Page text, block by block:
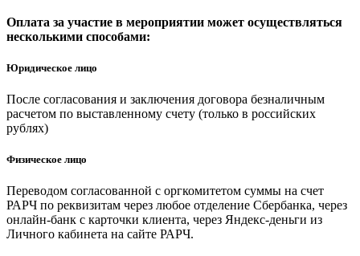
Оплата за участие в мероприятии может осуществляться
несколькими способами:
Юридическое лицо
После согласования и заключения договора безналичным
расчетом по выставленному счету (только в российских
рублях)
Физическое лицо
Переводом согласованной с оргкомитетом суммы на счет
РАРЧ по реквизитам через любое отделение Сбербанка, через
онлайн-банк с карточки клиента, через Яндекс-деньги из
Личного кабинета на сайте РАРЧ.